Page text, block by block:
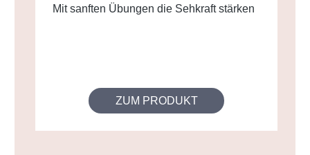
Mit sanften Übungen die Sehkraft stärken
ZUM PRODUKT